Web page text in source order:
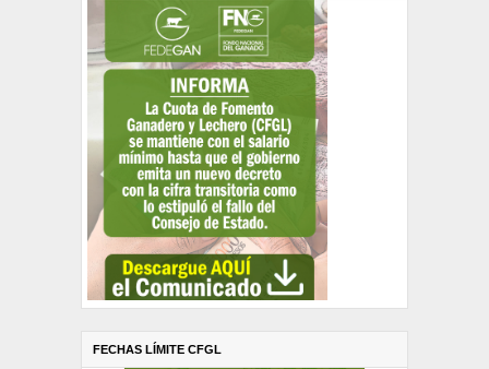
FECHAS LÍMITE CFGL